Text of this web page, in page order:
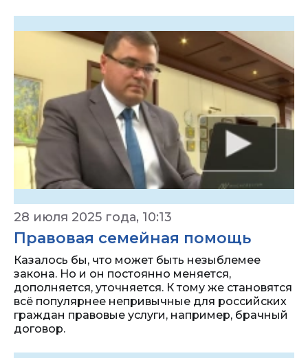
28 июля 2025 года, 10:13
Правовая семейная помощь
Казалось бы, что может быть незыблемее
закона. Но и он постоянно меняется,
дополняется, уточняется. К тому же становятся
всё популярнее непривычные для российских
граждан правовые услуги, например, брачный
договор.